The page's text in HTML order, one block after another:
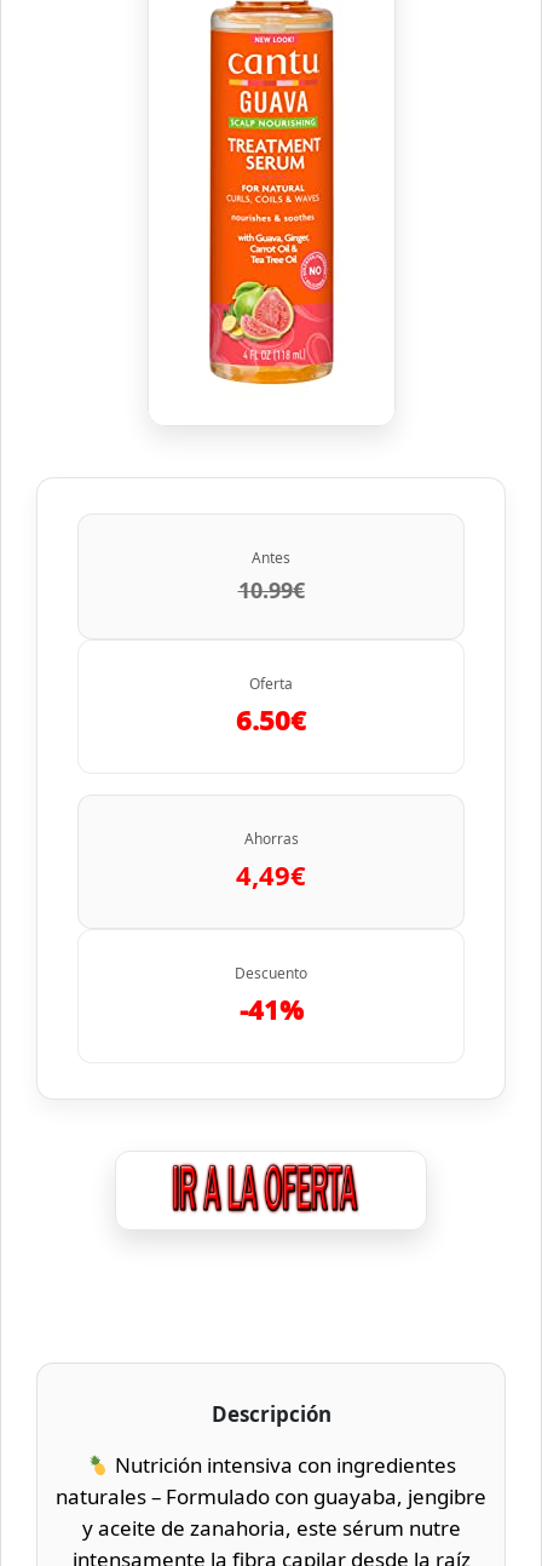
Antes
10.99€
Oferta
6.50€
Ahorras
4,49€
Descuento
-41%
Descripción
Nutrición intensiva con ingredientes
naturales – Formulado con guayaba, jengibre
y aceite de zanahoria, este sérum nutre
intensamente la fibra capilar desde la raíz